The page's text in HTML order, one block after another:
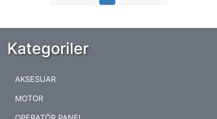
Kategoriler
AKSESUAR
MOTOR